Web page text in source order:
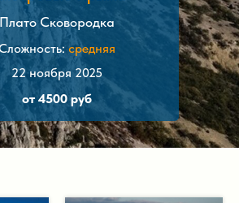
Плато Сковородка
22 ноября 2025
средняя
от 4500 руб